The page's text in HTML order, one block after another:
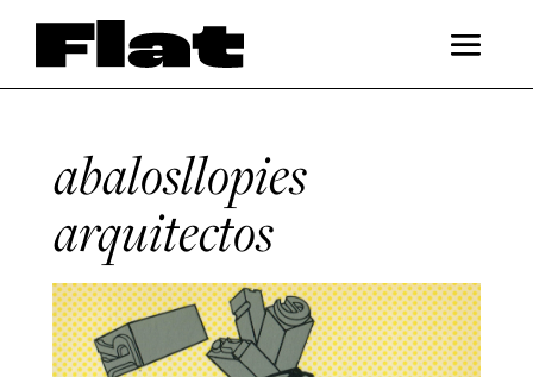
abalosllopies
arquitectos